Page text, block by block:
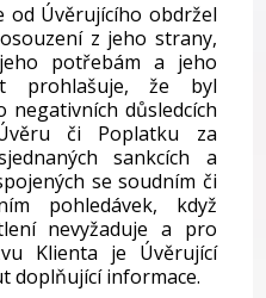
od Úvěrujícího obdržel
z jeho strany,
potřebám a jeho
prohlašuje, že byl
důsledcích
či Poplatku za
sankcích a
se soudním či
pohledávek, když
nevyžaduje a pro
Klienta je Úvěrující
doplňující informace.